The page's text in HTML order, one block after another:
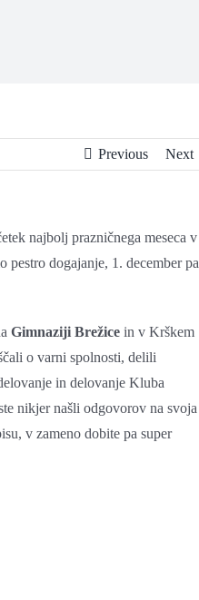
Previous Next
najbolj prazničnega meseca v
pestro dogajanje, 1. december pa
Gimnaziji Brežice in v Krškem
o varni spolnosti, delili
in delovanje Kluba
nikjer našli odgovorov na svoja
v zameno dobite pa super